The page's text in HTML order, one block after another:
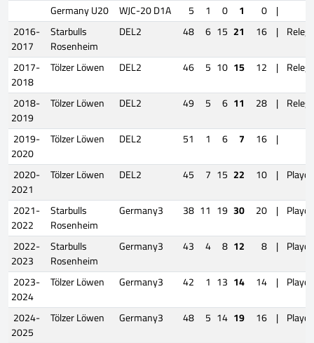
Germany U20 WJC-20 D1A 5 1 0 1 0 |
2016-
2017
Starbulls
Rosenheim
DEL2 48 6 15 21 16 |
2017-
2018
Tölzer Löwen DEL2 46 5 10 15 12 |
2018-
2019
Tölzer Löwen DEL2 49 5 6 11 28 |
2019-
2020
Tölzer Löwen DEL2 51 1 6 7 16 |
2020-
2021
Tölzer Löwen DEL2 45 7 15 22 10 |
2021-
2022
Starbulls
Rosenheim
Germany3 38 11 19 30 20 |
2022-
2023
Starbulls
Rosenheim
Germany3 43 4 8 12 8 |
2023-
2024
Tölzer Löwen Germany3 42 1 13 14 14 |
2024-
2025
Tölzer Löwen Germany3 48 5 14 19 16 |